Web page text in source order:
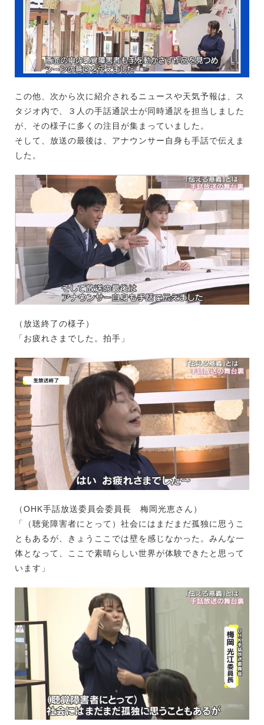
この他、次から次に紹介されるニュースや天気予報は、ス
タジオ内で、３人の手話通訳士が同時通訳を担当しました
が、その様子に多くの注目が集まっていました。
そして、放送の最後は、アナウンサー自身も手話で伝えま
した。
（放送終了の様子）
「お疲れさまでした。拍手」
（OHK手話放送委員会委員長 梅岡光恵さん）
「（聴覚障害者にとって）社会にはまだまだ孤独に思うこ
ともあるが、きょうここでは壁を感じなかった。みんな一
体となって、ここで素晴らしい世界が体験できたと思って
います」